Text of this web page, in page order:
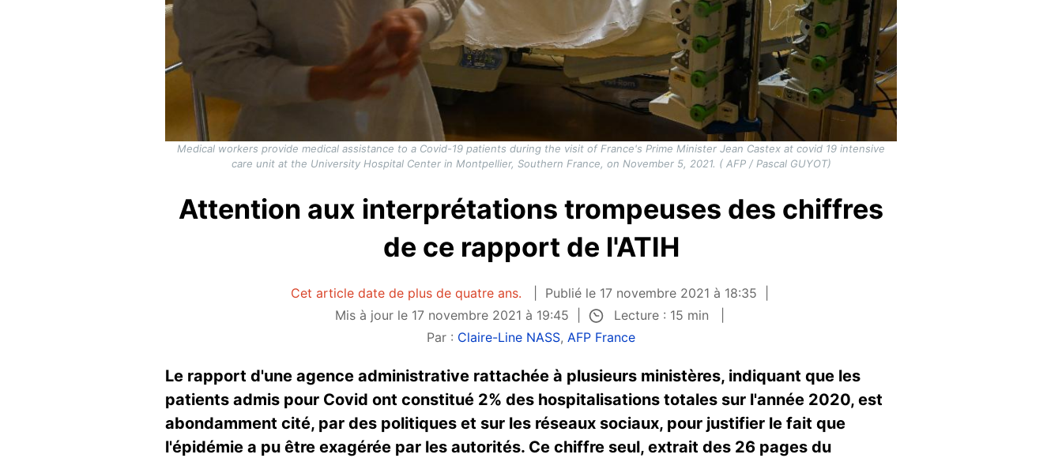
Medical workers provide medical assistance to a Covid-19 patients during the visit of France's Prime Minister Jean Castex at covid 19 intensive
care unit at the University Hospital Center in Montpellier, Southern France, on November 5, 2021. ( AFP / Pascal GUYOT)
Attention aux interprétations trompeuses des chiffres
de ce rapport de l'ATIH
Cet article date de plus de quatre ans.
Publié le 17 novembre 2021 à 18:35
Mis à jour le 17 novembre 2021 à 19:45
Lecture : 15 min
Par : Claire-Line NASS, AFP France
Le rapport d'une agence administrative rattachée à plusieurs ministères, indiquant que les
patients admis pour Covid ont constitué 2% des hospitalisations totales sur l'année 2020, est
abondamment cité, par des politiques et sur les réseaux sociaux, pour justifier le fait que
l'épidémie a pu être exagérée par les autorités. Ce chiffre seul, extrait des 26 pages du